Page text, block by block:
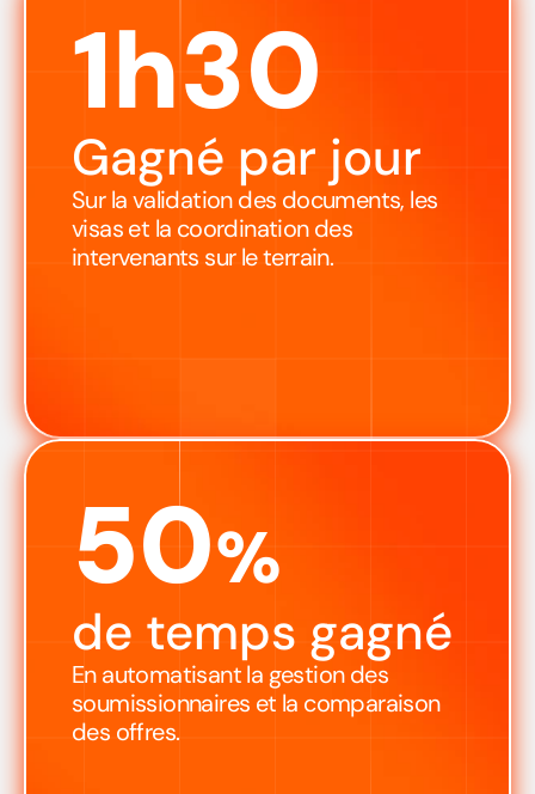
1h30
Gagné par jour
Sur la validation des documents, les
visas et la coordination des
intervenants sur le terrain.
50%
de temps gagné
En automatisant la gestion des
soumissionnaires et la comparaison
des offres.